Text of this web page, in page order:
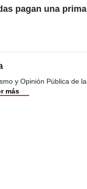
pagan una
y Opinión Pública de
más